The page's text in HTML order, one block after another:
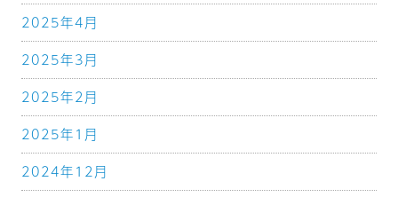
2025年4月
2025年3月
2025年2月
2025年1月
2024年12月